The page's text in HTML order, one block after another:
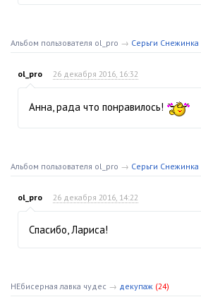
Альбом пользователя ol_pro → Серьги Снежинка
ol_pro 26 декабря 2016, 16:32
Анна, рада что понравилось!
Альбом пользователя ol_pro → Серьги Снежинка
ol_pro 26 декабря 2016, 14:22
Спасибо, Лариса!
НЕбисерная лавка чудес → декупаж (24)